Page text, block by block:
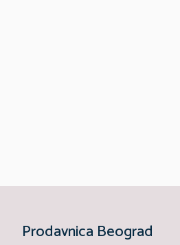
Prodavnica Beograd